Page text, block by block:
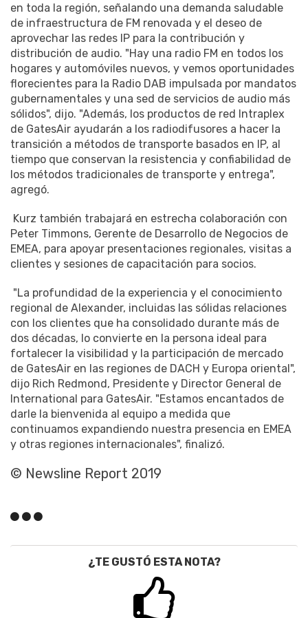
en toda la región, señalando una demanda saludable
de infraestructura de FM renovada y el deseo de
aprovechar las redes IP para la contribución y
distribución de audio. "Hay una radio FM en todos los
hogares y automóviles nuevos, y vemos oportunidades
florecientes para la Radio DAB impulsada por mandatos
gubernamentales y una sed de servicios de audio más
sólidos", dijo. "Además, los productos de red Intraplex
de GatesAir ayudarán a los radiodifusores a hacer la
transición a métodos de transporte basados ​​en IP, al
tiempo que conservan la resistencia y confiabilidad de
los métodos tradicionales de transporte y entrega",
agregó.
Kurz también trabajará en estrecha colaboración con
Peter Timmons, Gerente de Desarrollo de Negocios de
EMEA, para apoyar presentaciones regionales, visitas a
clientes y sesiones de capacitación para socios.
"La profundidad de la experiencia y el conocimiento
regional de Alexander, incluidas las sólidas relaciones
con los clientes que ha consolidado durante más de
dos décadas, lo convierte en la persona ideal para
fortalecer la visibilidad y la participación de mercado
de GatesAir en las regiones de DACH y Europa oriental",
dijo Rich Redmond, Presidente y Director General de
International para GatesAir. "Estamos encantados de
darle la bienvenida al equipo a medida que
continuamos expandiendo nuestra presencia en EMEA
y otras regiones internacionales", finalizó.
© Newsline Report 2019
¿TE GUSTÓ ESTA NOTA?